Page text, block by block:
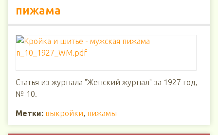
пижама
Статья из журнала "Женский журнал" за 1927 год,
№ 10.
Метки: выкройки, пижамы